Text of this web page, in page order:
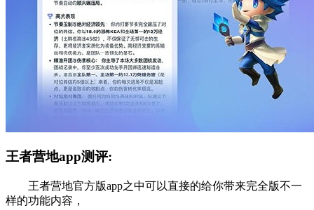
王者营地app测评:
王者营地官方版app之中可以直接的给你带来完全版不一
样的功能内容，